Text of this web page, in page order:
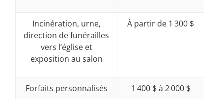
Incinération, urne,
direction de funérailles
vers l’église et
exposition au salon
À partir de 1 300 $
Forfaits personnalisés 1 400 $ à 2 000 $